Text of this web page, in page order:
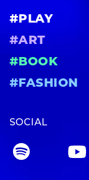
#PLAY
#ART
#BOOK
#FASHION
SOCIAL